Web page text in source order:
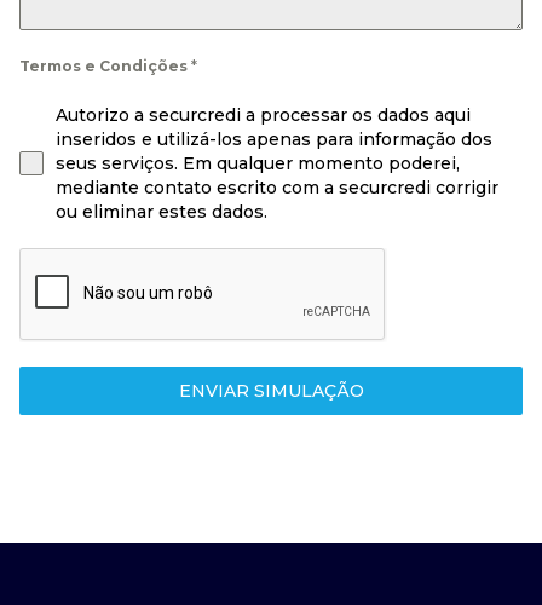
Termos e Condições *
Autorizo a securcredi a processar os dados aqui
inseridos e utilizá-los apenas para informação dos
seus serviços. Em qualquer momento poderei,
mediante contato escrito com a securcredi corrigir
ou eliminar estes dados.
ENVIAR SIMULAÇÃO